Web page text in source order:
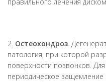
2. Остеохондроз.
патология, при которой
поверхности позвонков.
периодическое